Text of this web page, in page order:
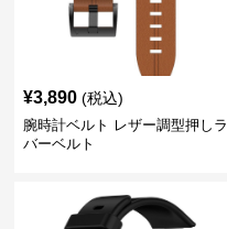
¥3,890 (税込)
腕時計ベルト レザー調型押しラ
バーベルト